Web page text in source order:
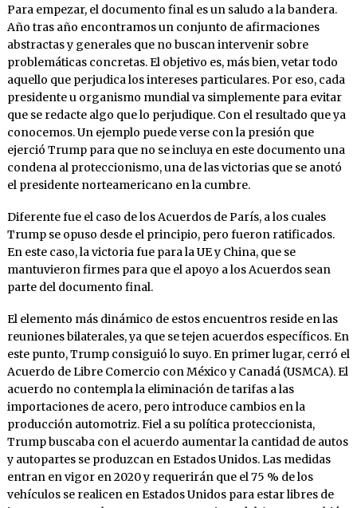
Para empezar, el documento final es un saludo a la bandera.
Año tras año encontramos un conjunto de afirmaciones
abstractas y generales que no buscan intervenir sobre
problemáticas concretas. El objetivo es, más bien, vetar todo
aquello que perjudica los intereses particulares. Por eso, cada
presidente u organismo mundial va simplemente para evitar
que se redacte algo que lo perjudique. Con el resultado que ya
conocemos. Un ejemplo puede verse con la presión que
ejerció Trump para que no se incluya en este documento una
condena al proteccionismo, una de las victorias que se anotó
el presidente norteamericano en la cumbre.
Diferente fue el caso de los Acuerdos de París, a los cuales
Trump se opuso desde el principio, pero fueron ratificados.
En este caso, la victoria fue para la UE y China, que se
mantuvieron firmes para que el apoyo a los Acuerdos sean
parte del documento final.
El elemento más dinámico de estos encuentros reside en las
reuniones bilaterales, ya que se tejen acuerdos específicos. En
este punto, Trump consiguió lo suyo. En primer lugar, cerró el
Acuerdo de Libre Comercio con México y Canadá (USMCA). El
acuerdo no contempla la eliminación de tarifas a las
importaciones de acero, pero introduce cambios en la
producción automotriz. Fiel a su política proteccionista,
Trump buscaba con el acuerdo aumentar la cantidad de autos
y autopartes se produzcan en Estados Unidos. Las medidas
entran en vigor en 2020 y requerirán que el 75 % de los
vehículos se realicen en Estados Unidos para estar libres de